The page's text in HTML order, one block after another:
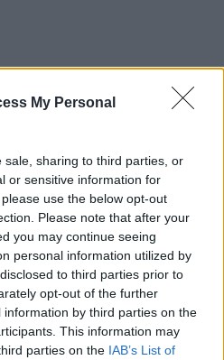
My Personal
sale, sharing to third parties, or
or sensitive information for
use the below opt-out
Please note that after your
you may continue seeing
personal information utilized by
to third parties prior to
opt-out of the further
by third parties on the
This information may
parties on the IAB’s List of